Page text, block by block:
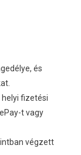
és
fizetési
t vagy
végzett